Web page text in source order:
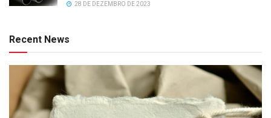
28 DE DEZEMBRO DE 2023
Recent News